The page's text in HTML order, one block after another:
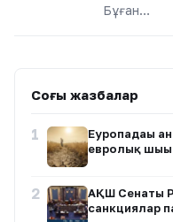
Бұған…
Соңғы жазбалар
1
Еуропадағы
евролық
2
АҚШ Сенаты
санкциялар